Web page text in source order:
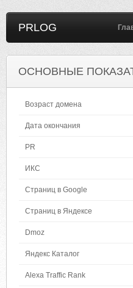
PRLOG
ОСНОВНЫЕ
Возраст домена
Дата окончания
PR
ИКС
Страниц в Google
Страниц в Яндексе
Dmoz
Яндекс Каталог
Alexa Traffic Rank